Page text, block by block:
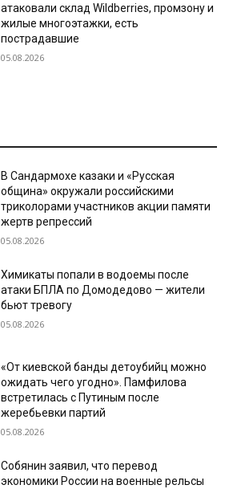
атаковали склад Wildberries, промзону и
жилые многоэтажки, есть
пострадавшие
05.08.2026
В Сандармохе казаки и «Русская
община» окружали российскими
триколорами участников акции памяти
жертв репрессий
05.08.2026
Химикаты попали в водоемы после
атаки БПЛА по Домодедово — жители
бьют тревогу
05.08.2026
«От киевской банды детоубийц можно
ожидать чего угодно». Памфилова
встретилась с Путиным после
жеребьевки партий
05.08.2026
Собянин заявил, что перевод
экономики России на военные рельсы